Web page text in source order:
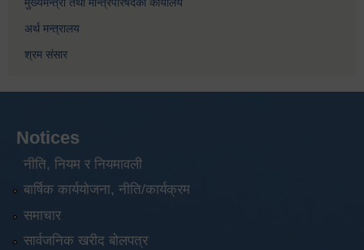
अर्थ मन्त्रालय
श्रम संसार
Notices
नीति, नियम र नियमावली
बार्षिक कार्ययोजना, नीति/कार्यक्रम
समाचार
सार्वजनिक खरीद बोलपत्र